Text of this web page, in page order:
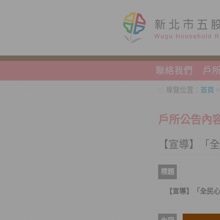
聯絡我們 戶
::: 導覽位置： 首頁
戶所公告內
【宣導】「
標題
【宣導】「全民